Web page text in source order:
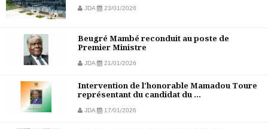
JDA 23/01/2026
Beugré Mambé reconduit au poste de
Premier Ministre
JDA 21/01/2026
Intervention de l'honorable Mamadou Toure
représentant du candidat du ...
JDA 17/01/2026